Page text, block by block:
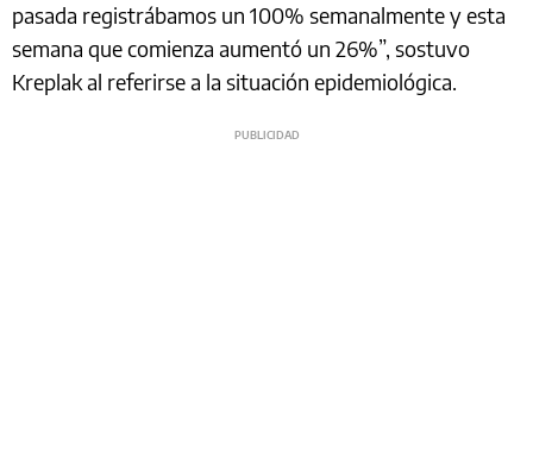
pasada registrábamos un 100% semanalmente y esta
semana que comienza aumentó un 26%”, sostuvo
Kreplak al referirse a la situación epidemiológica.